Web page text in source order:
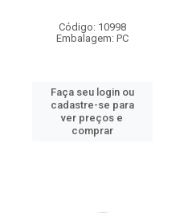
Código: 10998
Embalagem: PC
Faça seu login ou
cadastre-se para
ver preços e
comprar